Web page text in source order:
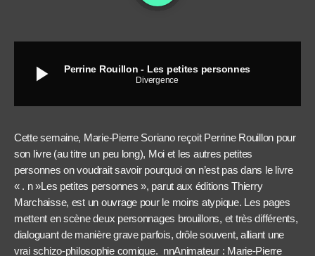
play_arrow Perrine Rouillon - Les petites personnes
Divergence
Cette semaine, Marie-Pierre Soriano reçoit Perrine Rouillon pour
son livre (au titre un peu long), Moi et les autres petites
personnes on voudrait savoir pourquoi on n’est pas dans le livre
« . n »Les petites personnes », parut aux éditions Thierry
Marchaisse, est un ouvrage pour le moins atypique. Les pages
mettent en scène deux personnages brouillons, et très différents,
dialoguant de manière grave parfois, drôle souvent, alliant une
vrai schizo-philosophie comique. nnAnimateur : Marie-Pierre